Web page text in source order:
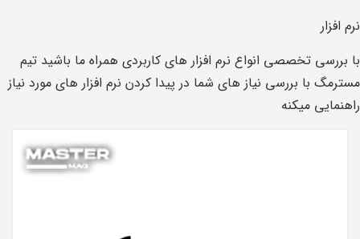
نرم افزار
با بررسی تخصصی انواع نرم افزار های کاربردی همراه ما باشید تیم
مسترمگ با بررسی نیاز های شما در پیدا کردن نرم افزار های مورد نیاز
راهنمایی میکنه